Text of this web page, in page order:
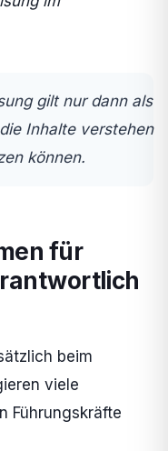
gilt nur dann als
Inhalte verstehen
können.
für
beim
viele
Führungskräfte